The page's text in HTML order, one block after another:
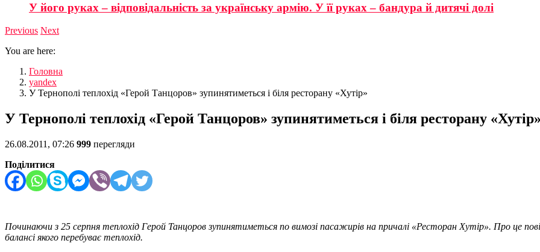
У його руках – відповідальність за українську армію. У її руках – бандура й дитячі долі
Previous Next
You are here:
Головна
yandex
У Тернополі теплохід «Герой Танцоров» зупинятиметься і біля ресторану «Хутір»
У Тернополі теплохід «Герой Танцоров» зупинятиметься і біля ресторану «Хутір»
26.08.2011, 07:26 999 перегляди
Поділитися
Починаючи з 25 серпня теплохід Герой Танцоров зупинятиметься по вимозі пасажирів на причалі «Ресторан Хутір». Про це
балансі якого перебуває теплохід.